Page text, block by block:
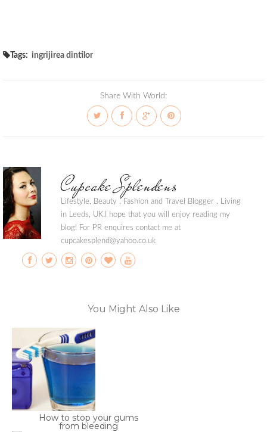
Tags: ingrijirea dintilor
Share With World:
Cupcake Splendens
Lifestyle, Beauty , Fashion and Travel Blogger . Living
in Leeds, UK.I hope that you will enjoy reading my
blog! For PR enquires contact me at
cupcakesplend@yahoo.co.uk
You Might Also Like
How to stop your gums
from bleeding